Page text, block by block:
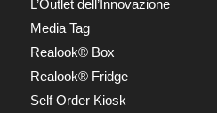
L’Outlet dell’Innovazione
Media Tag
Realook® Box
Realook® Fridge
Self Order Kiosk